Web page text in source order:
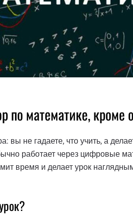
по математике, кроме
вы не гадаете, что учить, а
работает через цифровые
время и делает урок